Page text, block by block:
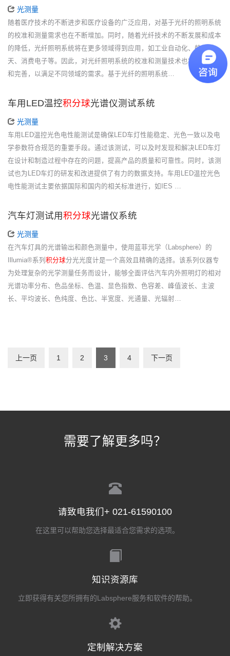
光测量
随着医疗技术的不断进步和医疗设备的广泛应用，对基于光纤的照明系统
的校准和测量需求也在不断增加。同时，随着光纤技术的不断发展和成本
的降低，光纤照明系统将在更多领域得到应用，如工业自动化、航空航
天、消费电子等。因此，对光纤照明系统的校准和测量技术也将不断发展
和完善，以满足不同领域的需求。基于光纤的照明系统…
车用LED温控积分球光谱仪测试系统
光测量
车用LED温控光色电性能测试是确保LED车灯性能稳定、光色一致以及电
学参数符合规范的重要手段。通过该测试，可以及时发现和解决LED车灯
在设计和制造过程中存在的问题，提高产品的质量和可靠性。同时，该测
试也为LED车灯的研发和改进提供了有力的数据支持。车用LED温控光色
电性能测试主要依据国际和国内的相关标准进行，如IES …
汽车灯测试用积分球光谱仪系统
光测量
在汽车灯具的光谱输出和颜色测量中，使用蓝菲光学（Labsphere）的
Illumia®系列 积分球分光光度计是一个高效且精确的选择。该系列仪器专
为处理复杂的光学测量任务而设计，能够全面评估汽车内外照明灯的相对
光谱功率分布、色品坐标、色温、显色指数、色容差、峰值波长、主波
长、平均波长、色纯度、色比、半宽度、光通量、光辐射…
上一页 1 2 3 4 下一页
需要了解更多吗？
请致电我们+ 021-61590100
在这里可以帮助您选择最适合您需求的选项。
知识资源库
立即获得有关您所拥有的Labsphere服务和软件的帮助。
定制解决方案